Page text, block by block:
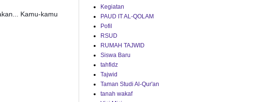
Kamu-kamu
Kegiatan
PAUD IT AL-QOLAM
Pofil
RSUD
RUMAH TAJWID
Siswa Baru
tahfidz
Tajwid
Taman Studi Al-Qur'an
tanah wakaf